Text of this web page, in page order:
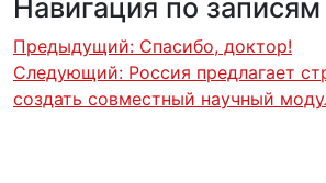
Навигация по записям
Предыдущий: Спасибо, доктор!
Следующий: Россия предлагает
создать совместный научный